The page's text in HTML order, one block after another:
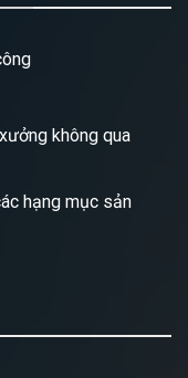
không qua
hạng mục sản